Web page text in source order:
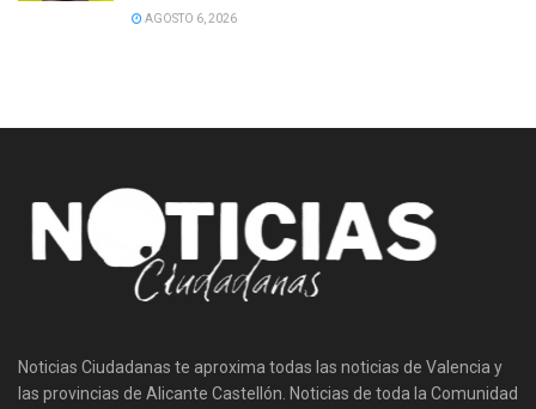
AGOSTO 6, 2026
Noticias Ciudadanas te aproxima todas las noticias de Valencia y
las provincias de Alicante Castellón. Noticias de toda la Comunidad